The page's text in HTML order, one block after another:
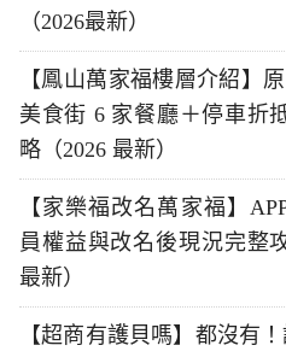
（2026最新）
【鳳山萬家福樓層介紹】
美食街 6 家餐廳＋停車折
略（2026 最新）
【家樂福改名萬家福】
員權益與改名後現況完整
最新）
【超商有護貝嗎】都沒有